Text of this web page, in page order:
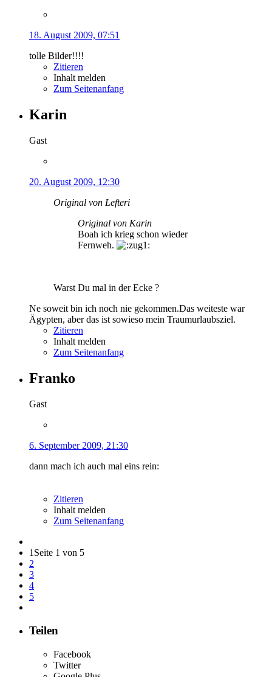
18. August 2009, 07:51
tolle Bilder!!!!
Zitieren
Inhalt melden
Zum Seitenanfang
Karin
Gast
20. August 2009, 12:30
Original von Lefteri
Original von Karin
Boah ich krieg schon wieder
Fernweh.
Warst Du mal in der Ecke ?
Ne soweit bin ich noch nie gekommen.Das weiteste war
Ägypten, aber das ist sowieso mein Traumurlaubsziel.
Zitieren
Inhalt melden
Zum Seitenanfang
Franko
Gast
6. September 2009, 21:30
dann mach ich auch mal eins rein:
Zitieren
Inhalt melden
Zum Seitenanfang
1 Seite 1 von 5
2
3
4
5
Teilen
Facebook
Twitter